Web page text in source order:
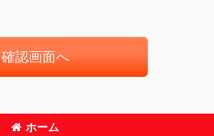
確認画面へ
ホーム